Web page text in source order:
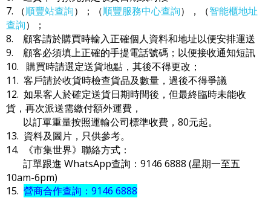
7. （順豐站查詢）；（順豐服務中心查詢），（智能櫃地址
查詢）；
8. 顧客請於購買時輸入正確個人資料和地址以便安排運送
9. 顧客必須填上正確的手提電話號碼；以便接收通知短訊
10. 購買時請選定送貨地點，其後不得更改；
11. 客戶請於收貨時檢查貨品及數量，過後不得爭議
12. 如果客人於確定送貨日期時間後，但最終臨時未能收
貨，再次派送需繳付額外運費，
以訂單重量按照運輸公司標準收費，80元起。
13. 資料及圖片，只供參考。
14. 《市集世界》聯絡方式：
訂單跟進 WhatsApp查詢：9146 6888 (星期一至五
10am-6pm)
15. 營商合作查詢：9146 6888